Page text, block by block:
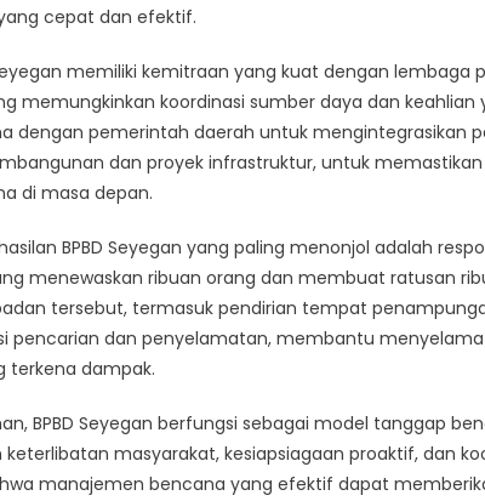
cepat dan efektif.
memiliki kemitraan yang kuat dengan lembaga
memungkinkan koordinasi sumber daya dan
dengan pemerintah daerah untuk mengintegrasikan
dan proyek infrastruktur, untuk
di masa depan.
BPBD Seyegan yang paling menonjol adalah
menewaskan ribuan orang dan membuat ratusan
tersebut, termasuk pendirian tempat
pencarian dan penyelamatan, membantu
terkena dampak.
BPBD Seyegan berfungsi sebagai model tanggap
masyarakat, kesiapsiagaan proaktif, dan
manajemen bencana yang efektif dapat